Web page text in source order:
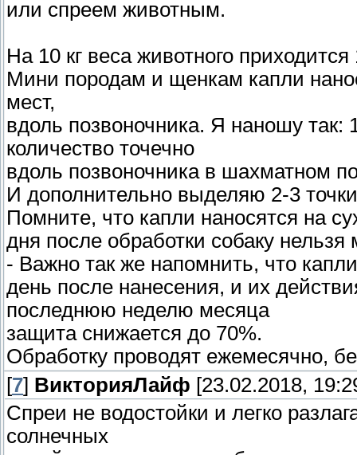
или спреем животным.
На 10 кг веса животного
Мини породам и щенкам капли
мест,
вдоль позвоночника. Я наношу так:
количество точечно
вдоль позвоночника в шахматном
И дополнительно выделяю 2-3
Помните, что капли наносятся на
дня после обработки собаку
- Важно так же напомнить, что
день после нанесения, и их
последнюю неделю месяца
защита снижается до 70%.
Обработку проводят ежемесячно,
[7] ВикторияЛайф [23.02.2018,
Спреи не водостойки и легко
солнечных